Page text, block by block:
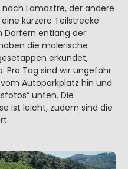
Lamastre, der andere
kürzere Teilstrecke
Dörfern entlang der
die malerische
erkundet,
Pro Tag sind wir ungefähr
Autoparkplatz hin und
unten. Die
ist leicht, zudem sind die